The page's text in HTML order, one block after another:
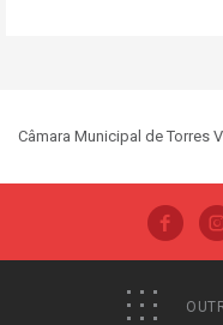
Câmara Municipal de Torres